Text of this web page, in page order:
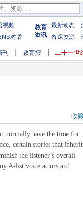
视频
对话
教育
资讯
最新动态
备课资源
刊 教育报 二十一世
收
normally have the time for.
certain stories that inherit
the listener’s overall
A-list voice actors and